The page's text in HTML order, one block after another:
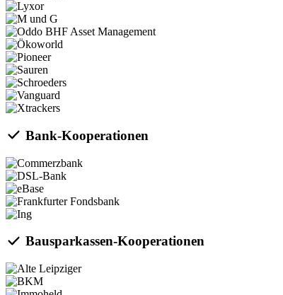
Bank-Kooperationen
Bausparkassen-Kooperationen